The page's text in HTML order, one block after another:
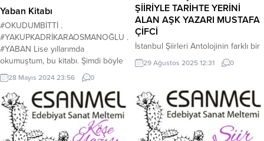
Yaban Kitabı
#OKUDUMBİTTİ .
#YAKUPKADRİKARAOSMANOĞLU .
#YABAN Lise yıllarımda
okumuştum, bu kitabı. Şimdi böyle
değerli bir kitabı tekrar okumak
istedim. Kitap, harika bir vatan
sevgisi aşılamanın yanı sıra, milli
mücadelemizin, ülkemizin düşman
istilasından kurtulma
mücadelesinin, Cumhuriyetin
28 Mayıs 2024 23:56 0
ŞİİRİYLE TARİHTE YERİNİ
ALAN AŞK YAZARI MUSTAFA
ÇİFCİ
İstanbul Şiirleri Antolojinin farklı bir
özelliği vardır, anlatmaya kelimler
yetmez. 1453- 2003 yılları
şiir yazan yüzlerce şairin şiirleri
toplanmış, değerlendirilmiş, en
etkin eserler antolojiye alınmıştır.
Toplam yer verilen şair sayısı fethin
29 Ağustos 2025 12:31 0